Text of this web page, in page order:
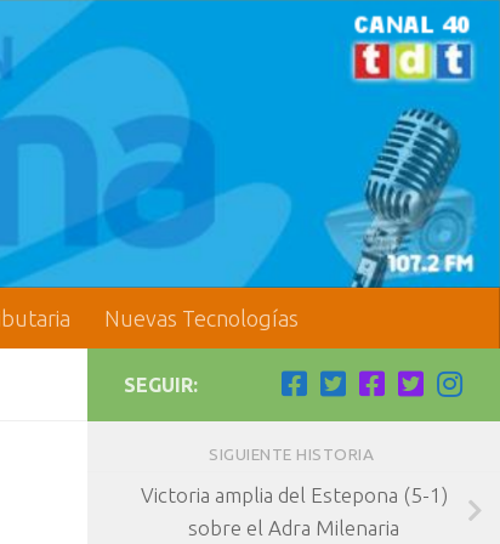
Nuevas Tecnologías
SEGUIR:
SIGUIENTE HISTORIA
Victoria amplia del Estepona (5-1)
sobre el Adra Milenaria